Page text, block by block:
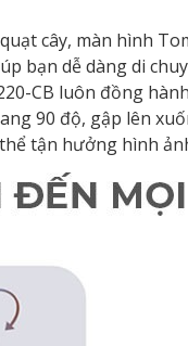
cây, màn hình
bạn dễ dàng di
CB luôn đồng
90 độ, gập lên
tận hưởng hình